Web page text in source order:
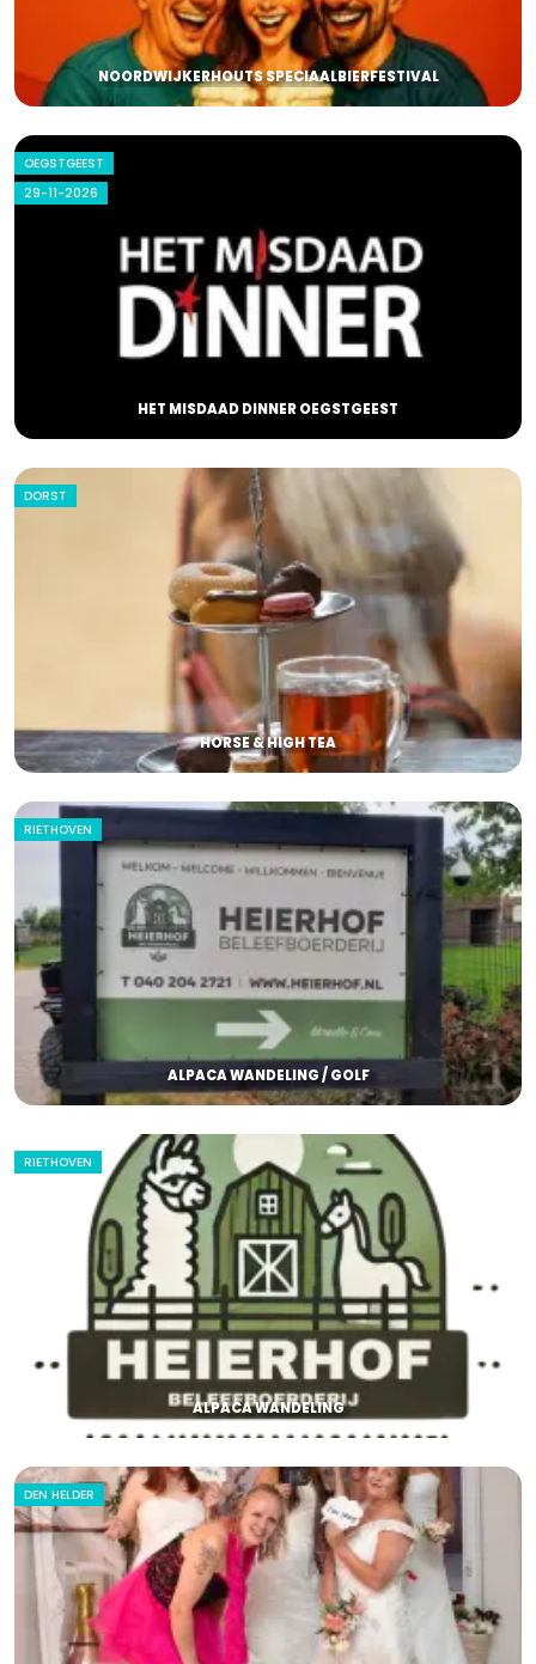
NOORDWIJKERHOUTS SPECIAALBIERFESTIVAL
OEGSTGEEST
29-11-2026
HET MISDAAD DINNER OEGSTGEEST
DORST
HORSE & HIGH TEA
RIETHOVEN
ALPACA WANDELING / GOLF
RIETHOVEN
ALPACA WANDELING
DEN HELDER